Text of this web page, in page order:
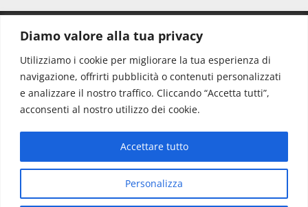
Diamo valore alla tua privacy
Utilizziamo i cookie per migliorare la tua esperienza di
navigazione, offrirti pubblicità o contenuti personalizzati
e analizzare il nostro traffico. Cliccando “Accetta tutti”,
acconsenti al nostro utilizzo dei cookie.
Personalizza
Accettare tutto
CONTATTI.
Redazione: redazione@www.martinasera.it
Direttore:direttore@www.martinasera.it
Info & Commerciale:info@www.martinasera.it
Home News Vivere la città EVENTI
Salute
Il Blog del Direttore